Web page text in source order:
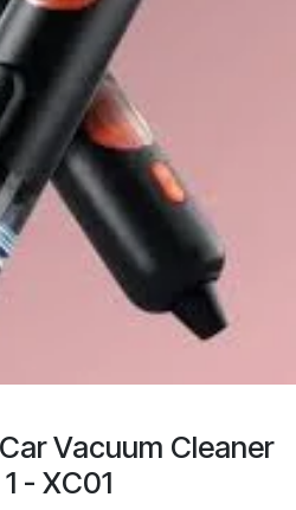
Vacuum Cleaner
- XC01